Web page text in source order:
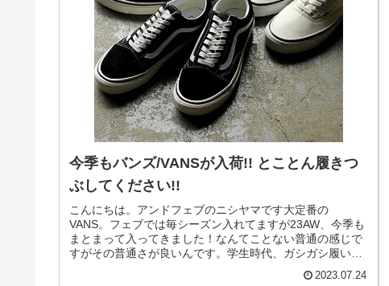
今季もバンズ/VANSが入荷!! とことん履きつ
ぶしてください!!
こんにちは。アンドフェブのニシヤマです大定番の
VANS。フェブでは毎シーズン入れてますが23AW、今季も
まとまって入ってきました！なんてことない普通の感じで
すがその普通さが良いんです。学生時代、ガシガシ履いて
2023.07.24